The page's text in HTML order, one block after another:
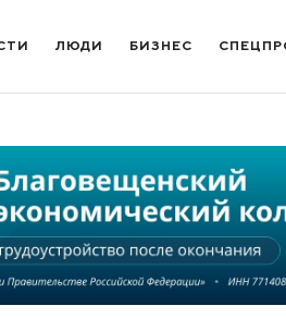
ЛЮДИ БИЗНЕС